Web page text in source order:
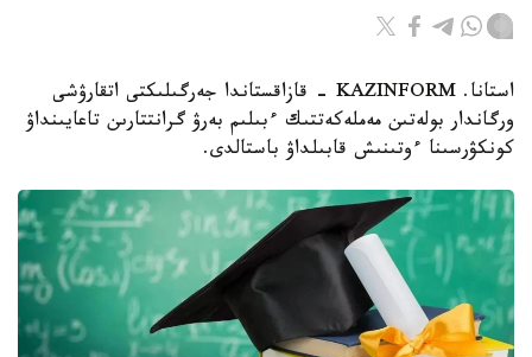
استانا. KAZINFORM - قازاقستاندا جەرگىلىكتى اتقارۋشى
ورگاندار بولەتىن مەملەكەتتىك ءبىلىم بەرۋ گرانتتارىن تاعايىنداۋ
كونكۋرسىنا ءوتىنىش قابىلداۋ باستالدى.